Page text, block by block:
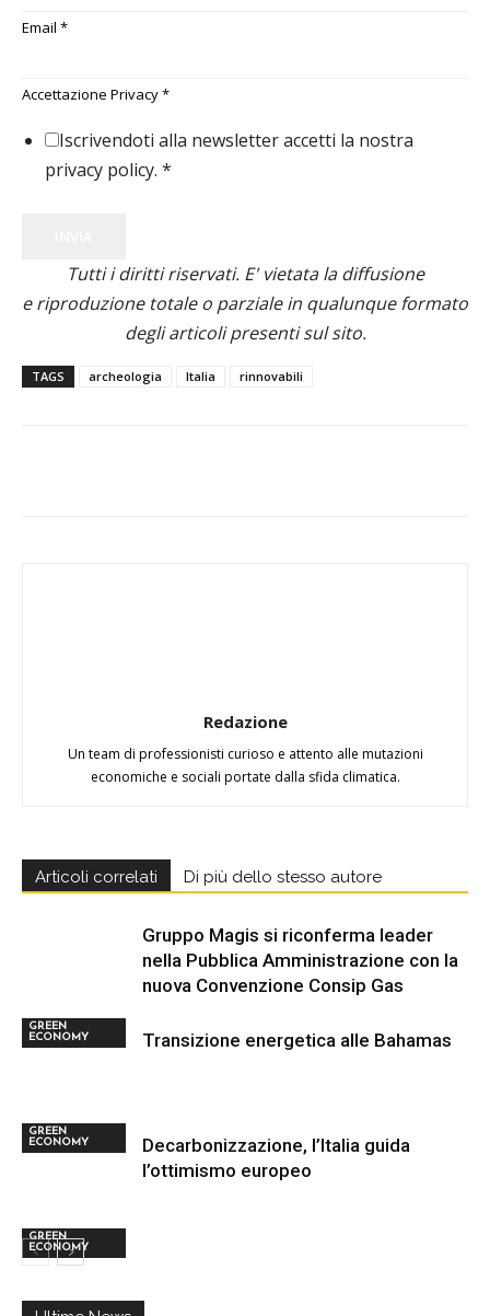
Email *
Accettazione Privacy*
Iscrivendoti alla newsletter accetti la nostra
privacy policy. *
Tutti i diritti riservati. E' vietata la diffusione
e riproduzione totale o parziale in qualunque formato
degli articoli presenti sul sito.
TAGS archeologia Italia rinnovabili
Redazione
Un team di professionisti curioso e attento alle mutazioni
economiche e sociali portate dalla sfida climatica.
Articoli correlati Di più dello stesso autore
GREEN
ECONOMY
Gruppo Magis si riconferma leader
nella Pubblica Amministrazione con la
nuova Convenzione Consip Gas
GREEN
ECONOMY
Transizione energetica alle Bahamas
GREEN
ECONOMY
Decarbonizzazione, l’Italia guida
l’ottimismo europeo